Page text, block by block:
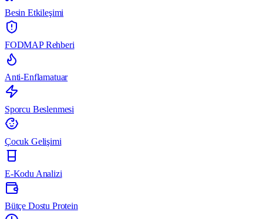
Besin Etkileşimi
FODMAP Rehberi
Anti-Enflamatuar
Sporcu Beslenmesi
Çocuk Gelişimi
E-Kodu Analizi
Bütçe Dostu Protein